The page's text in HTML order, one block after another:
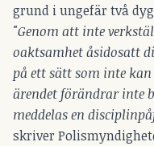
grund i ungefär två
"Genom att inte
oaktsamhet åsidosatt
på ett sätt som inte
ärendet förändrar inte
meddelas en
skriver